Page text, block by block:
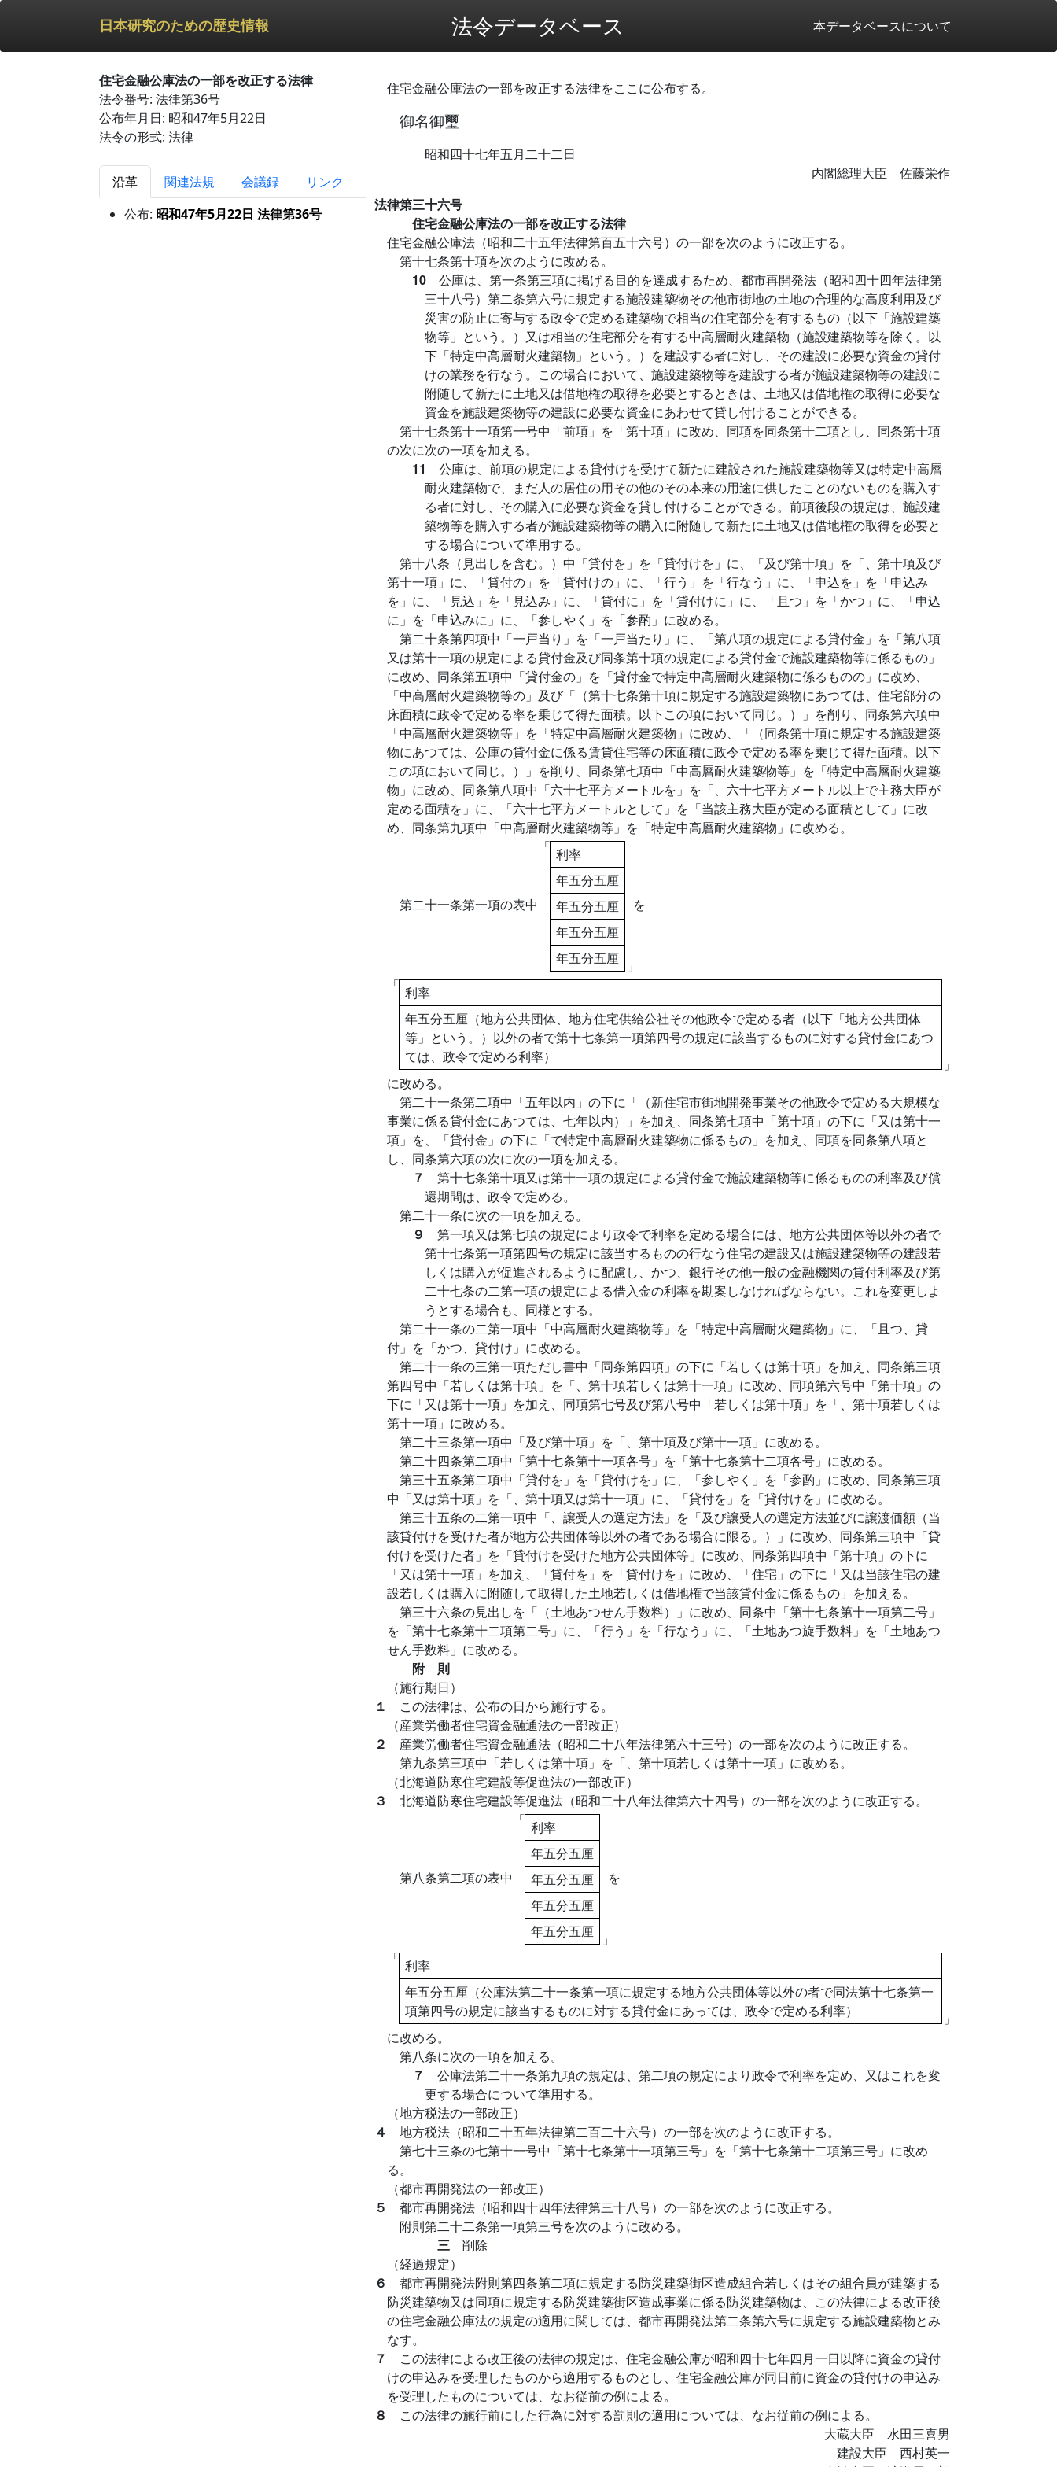
日本研究のための歴史情報 法令データベース 本データベースについて
住宅金融公庫法の一部を改正する法律
法令番号: 法律第36号
公布年月日: 昭和47年5月22日
法令の形式: 法律
沿革 関連法規 会議録
リンク
公布: 昭和47年5月22日 法律第36号
住宅金融公庫法の一部を改正する法律をここに公布する。
御名御璽
昭和四十七年五月二十二日
内閣総理大臣 佐藤栄作
法律第三十六号
住宅金融公庫法の一部を改正する法律
住宅金融公庫法（昭和二十五年法律第百五十六号）の一部を次のように改正する。
第十七条第十項を次のように改める。
10 公庫は、第一条第三項に掲げる目的を達成するため、都市再開発法（昭和四十四年法律第
三十八号）第二条第六号に規定する施設建築物その他市街地の土地の合理的な高度利用及び
災害の防止に寄与する政令で定める建築物で相当の住宅部分を有するもの（以下「施設建築
物等」という。）又は相当の住宅部分を有する中高層耐火建築物（施設建築物等を除く。以
下「特定中高層耐火建築物」という。）を建設する者に対し、その建設に必要な資金の貸付
けの業務を行なう。この場合において、施設建築物等を建設する者が施設建築物等の建設に
附随して新たに土地又は借地権の取得を必要とするときは、土地又は借地権の取得に必要な
資金を施設建築物等の建設に必要な資金にあわせて貸し付けることができる。
第十七条第十一項第一号中「前項」を「第十項」に改め、同項を同条第十二項とし、同条第十項
の次に次の一項を加える。
11 公庫は、前項の規定による貸付けを受けて新たに建設された施設建築物等又は特定中高層
耐火建築物で、まだ人の居住の用その他のその本来の用途に供したことのないものを購入す
る者に対し、その購入に必要な資金を貸し付けることができる。前項後段の規定は、施設建
築物等を購入する者が施設建築物等の購入に附随して新たに土地又は借地権の取得を必要と
する場合について準用する。
第十八条（見出しを含む。）中「貸付を」を「貸付けを」に、「及び第十項」を「、第十項及び
第十一項」に、「貸付の」を「貸付けの」に、「行う」を「行なう」に、「申込を」を「申込み
を」に、「見込」を「見込み」に、「貸付に」を「貸付けに」に、「且つ」を「かつ」に、「申込
に」を「申込みに」に、「参しやく」を「参酌」に改める。
第二十条第四項中「一戸当り」を「一戸当たり」に、「第八項の規定による貸付金」を「第八項
又は第十一項の規定による貸付金及び同条第十項の規定による貸付金で施設建築物等に係るもの」
に改め、同条第五項中「貸付金の」を「貸付金で特定中高層耐火建築物に係るものの」に改め、
「中高層耐火建築物等の」及び「（第十七条第十項に規定する施設建築物にあつては、住宅部分の
床面積に政令で定める率を乗じて得た面積。以下この項において同じ。）」を削り、同条第六項中
「中高層耐火建築物等」を「特定中高層耐火建築物」に改め、「（同条第十項に規定する施設建築
物にあつては、公庫の貸付金に係る賃貸住宅等の床面積に政令で定める率を乗じて得た面積。以下
この項において同じ。）」を削り、同条第七項中「中高層耐火建築物等」を「特定中高層耐火建築
物」に改め、同条第八項中「六十七平方メートルを」を「、六十七平方メートル以上で主務大臣が
定める面積を」に、「六十七平方メートルとして」を「当該主務大臣が定める面積として」に改
め、同条第九項中「中高層耐火建築物等」を「特定中高層耐火建築物」に改める。
第二十一条第一項の表中
「 利率
年五分五厘
年五分五厘
年五分五厘
年五分五厘
」
を
「 利率
年五分五厘（地方公共団体、地方住宅供給公社その他政令で定める者（以下「地方公共団体
等」という。）以外の者で第十七条第一項第四号の規定に該当するものに対する貸付金にあつ
ては、政令で定める利率）
」
に改める。
第二十一条第二項中「五年以内」の下に「（新住宅市街地開発事業その他政令で定める大規模な
事業に係る貸付金にあつては、七年以内）」を加え、同条第七項中「第十項」の下に「又は第十一
項」を、「貸付金」の下に「で特定中高層耐火建築物に係るもの」を加え、同項を同条第八項と
し、同条第六項の次に次の一項を加える。
７ 第十七条第十項又は第十一項の規定による貸付金で施設建築物等に係るものの利率及び償
還期間は、政令で定める。
第二十一条に次の一項を加える。
９ 第一項又は第七項の規定により政令で利率を定める場合には、地方公共団体等以外の者で
第十七条第一項第四号の規定に該当するものの行なう住宅の建設又は施設建築物等の建設若
しくは購入が促進されるように配慮し、かつ、銀行その他一般の金融機関の貸付利率及び第
二十七条の二第一項の規定による借入金の利率を勘案しなければならない。これを変更しよ
うとする場合も、同様とする。
第二十一条の二第一項中「中高層耐火建築物等」を「特定中高層耐火建築物」に、「且つ、貸
付」を「かつ、貸付け」に改める。
第二十一条の三第一項ただし書中「同条第四項」の下に「若しくは第十項」を加え、同条第三項
第四号中「若しくは第十項」を「、第十項若しくは第十一項」に改め、同項第六号中「第十項」の
下に「又は第十一項」を加え、同項第七号及び第八号中「若しくは第十項」を「、第十項若しくは
第十一項」に改める。
第二十三条第一項中「及び第十項」を「、第十項及び第十一項」に改める。
第二十四条第二項中「第十七条第十一項各号」を「第十七条第十二項各号」に改める。
第三十五条第二項中「貸付を」を「貸付けを」に、「参しやく」を「参酌」に改め、同条第三項
中「又は第十項」を「、第十項又は第十一項」に、「貸付を」を「貸付けを」に改める。
第三十五条の二第一項中「、譲受人の選定方法」を「及び譲受人の選定方法並びに譲渡価額（当
該貸付けを受けた者が地方公共団体等以外の者である場合に限る。）」に改め、同条第三項中「貸
付けを受けた者」を「貸付けを受けた地方公共団体等」に改め、同条第四項中「第十項」の下に
「又は第十一項」を加え、「貸付を」を「貸付けを」に改め、「住宅」の下に「又は当該住宅の建
設若しくは購入に附随して取得した土地若しくは借地権で当該貸付金に係るもの」を加える。
第三十六条の見出しを「（土地あつせん手数料）」に改め、同条中「第十七条第十一項第二号」
を「第十七条第十二項第二号」に、「行う」を「行なう」に、「土地あつ旋手数料」を「土地あつ
せん手数料」に改める。
附 則
（施行期日）
１ この法律は、公布の日から施行する。
（産業労働者住宅資金融通法の一部改正）
２ 産業労働者住宅資金融通法（昭和二十八年法律第六十三号）の一部を次のように改正する。
第九条第三項中「若しくは第十項」を「、第十項若しくは第十一項」に改める。
（北海道防寒住宅建設等促進法の一部改正）
３ 北海道防寒住宅建設等促進法（昭和二十八年法律第六十四号）の一部を次のように改正する。
第八条第二項の表中
「 利率
年五分五厘
年五分五厘
年五分五厘
年五分五厘
」
を
「 利率
年五分五厘（公庫法第二十一条第一項に規定する地方公共団体等以外の者で同法第十七条第一
項第四号の規定に該当するものに対する貸付金にあっては、政令で定める利率）
」
に改める。
第八条に次の一項を加える。
７ 公庫法第二十一条第九項の規定は、第二項の規定により政令で利率を定め、又はこれを変
更する場合について準用する。
（地方税法の一部改正）
４ 地方税法（昭和二十五年法律第二百二十六号）の一部を次のように改正する。
第七十三条の七第十一号中「第十七条第十一項第三号」を「第十七条第十二項第三号」に改め
る。
（都市再開発法の一部改正）
５ 都市再開発法（昭和四十四年法律第三十八号）の一部を次のように改正する。
附則第二十二条第一項第三号を次のように改める。
三 削除
（経過規定）
６ 都市再開発法附則第四条第二項に規定する防災建築街区造成組合若しくはその組合員が建築する
防災建築物又は同項に規定する防災建築街区造成事業に係る防災建築物は、この法律による改正後
の住宅金融公庫法の規定の適用に関しては、都市再開発法第二条第六号に規定する施設建築物とみ
なす。
７ この法律による改正後の法律の規定は、住宅金融公庫が昭和四十七年四月一日以降に資金の貸付
けの申込みを受理したものから適用するものとし、住宅金融公庫が同日前に資金の貸付けの申込み
を受理したものについては、なお従前の例による。
８ この法律の施行前にした行為に対する罰則の適用については、なお従前の例による。
大蔵大臣 水田三喜男
建設大臣 西村英一